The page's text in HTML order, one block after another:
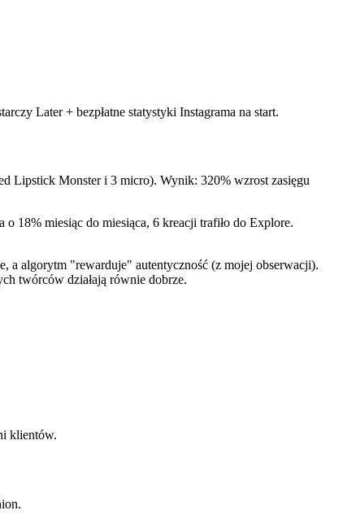
Later + bezpłatne statystyki Instagrama na start.
Lipstick Monster i 3 micro). Wynik: 320% wzrost zasięgu
18% miesiąc do miesiąca, 6 kreacji trafiło do Explore.
a algorytm "rewarduje" autentyczność (z mojej obserwacji).
twórców działają równie dobrze.
klientów.